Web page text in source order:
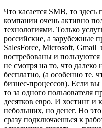
Что касается SMB, то
компании очень активно
технологиями. Только
российские, а зарубежные
SalesForce, Microsoft, Gmail
востребованы и
не смотря на то, что далеко
бесплатно, (а особенно те.
бизнес-процессов). Если вы
то за одного пользователя
десятков евро. И хостинг и
небольших, но денег. Но
сразу подключаешься к